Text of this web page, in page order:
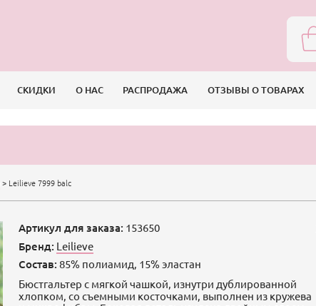
СКИДКИ О НАС РАСПРОДАЖА ОТЗЫВЫ О ТОВАРАХ
> Leilieve 7999 balc
Артикул для заказа: 153650
Бренд: Leilieve
Состав: 85% полиамид, 15% эластан
Бюстгальтер с мягкой чашкой, изнутри дублированной
хлопком, со съемными косточками, выполнен из кружева